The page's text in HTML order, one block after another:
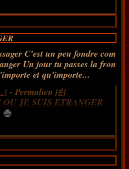
C'est un peu fondre com
Un jour tu passes la fron
et qu'importe...
]- Permalien [#]
JE SUIS ETRANGER